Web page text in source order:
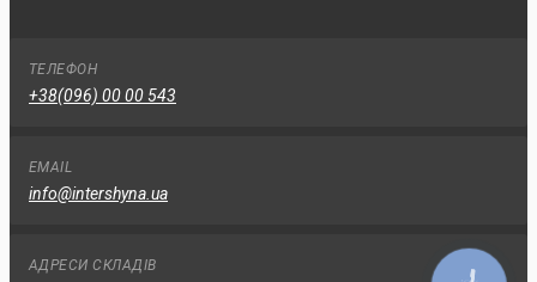
ТЕЛЕФОН
+38(096) 00 00 543
EMAIL
info@intershyna.ua
АДРЕСИ СКЛАДІВ